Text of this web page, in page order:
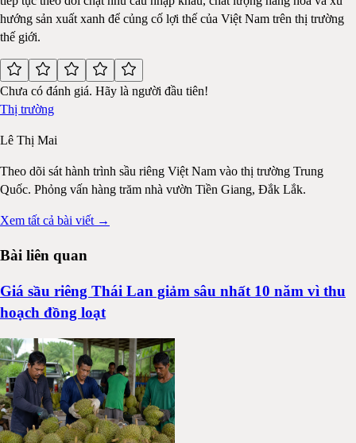
hướng sản xuất xanh để củng cố lợi thế của Việt Nam trên thị trường
thế giới.
Chưa có đánh giá. Hãy là người đầu tiên!
Thị trường
Lê Thị Mai
Theo dõi sát hành trình sầu riêng Việt Nam vào thị trường Trung
Quốc. Phỏng vấn hàng trăm nhà vườn Tiền Giang, Đắk Lắk.
Xem tất cả bài viết →
Bài liên quan
Giá sầu riêng Thái Lan giảm sâu nhất 10 năm vì thu
hoạch đồng loạt